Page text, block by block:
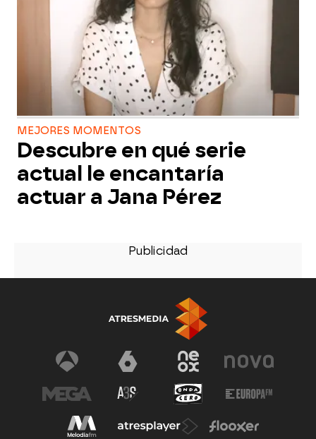
MEJORES MOMENTOS
Descubre en qué serie
actual le encantaría
actuar a Jana Pérez